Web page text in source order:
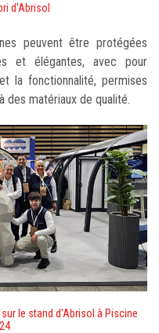
d'Abrisol
peuvent être protégées
et élégantes, avec pour
la fonctionnalité, permises
des matériaux de qualité.
le stand d'Abrisol à Piscine